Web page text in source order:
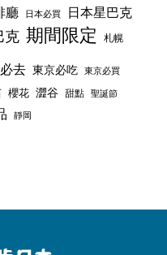
廳 日本必買 日本星巴克
克 期間限定 札幌
去 東京必吃 東京必買
櫻花 澀谷 甜點 聖誕節
靜岡